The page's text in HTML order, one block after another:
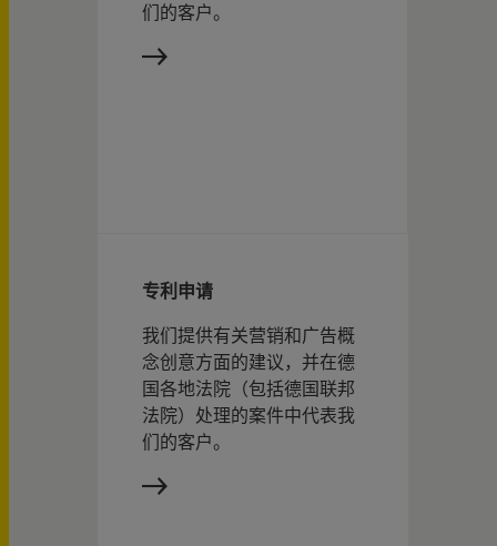
们的客户。
专利申请
我们提供有关营销和广告概
念创意方面的建议，并在德
国各地法院（包括德国联邦
法院）处理的案件中代表我
们的客户。